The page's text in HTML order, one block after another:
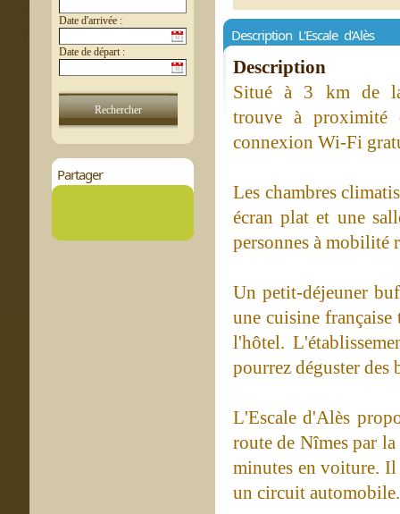
Date d'arrivée :
Date de départ :
Partager
Description L'Escale d'Alès
Description
Situé à 3 km de la
trouve à proximité
connexion Wi-Fi
Les chambres
écran plat et une
personnes à mobilité
Un petit-déjeuner
une cuisine française
l'hôtel.
pourrez déguster des
L'Escale d'Alès
route de Nîmes par
minutes en voiture.
un circuit automobile.